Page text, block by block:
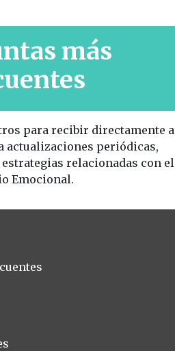
más
para recibir directamente a
actualizaciones periódicas,
relacionadas con el
Emocional.